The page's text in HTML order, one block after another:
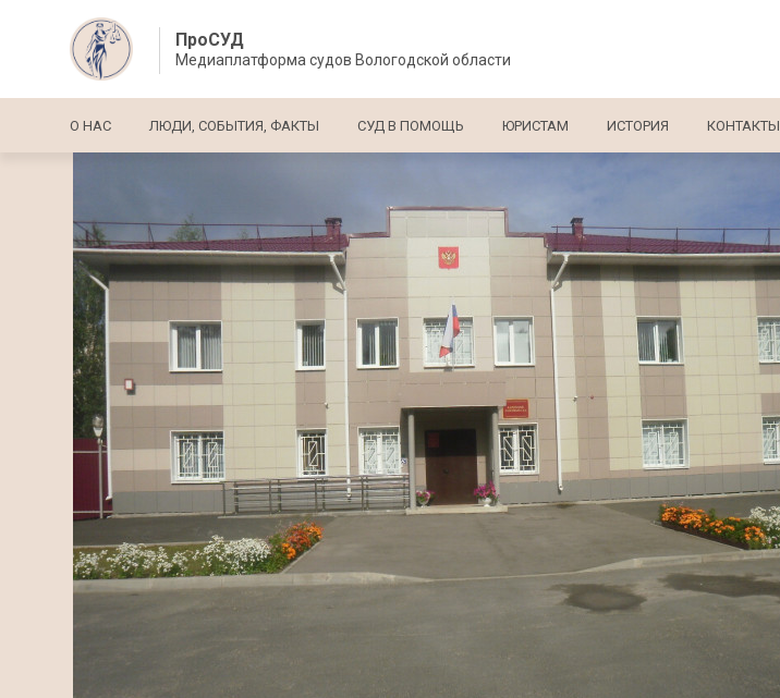
ПроСУД
Медиаплатформа судов Вологодской области
Основная навигация
О НАС ЛЮДИ, СОБЫТИЯ, ФАКТЫ СУД В ПОМОЩЬ ЮРИСТАМ ИСТОРИЯ КОНТАКТЫ